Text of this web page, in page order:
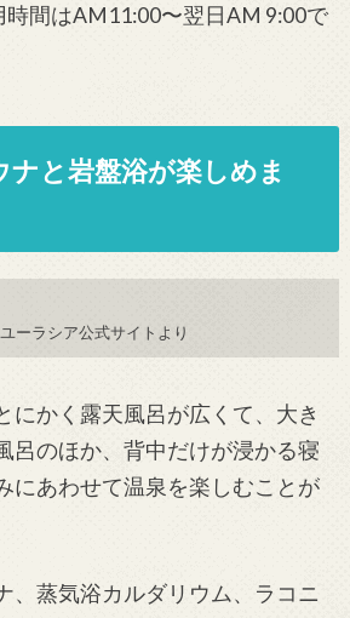
間はAM11:00〜翌日AM 9:00で
ナと岩盤浴が楽しめま
ーラシア公式サイトより
にかく露天風呂が広くて、大き
呂のほか、背中だけが浸かる寝
にあわせて温泉を楽しむことが
、蒸気浴カルダリウム、ラコニ